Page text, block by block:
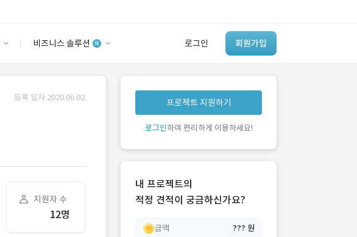
비즈니스 솔루션 로그인 회원가입
안심 코드 케어
유사사례 검색 AI
‘이런 거’ 만들어본
개발 회사 있어?
등록 일자 2020.06.02.
지원자 수
12명
프로젝트 지원하기
로그인하여 편리하게 이용하세요!
내 프로젝트의
적정 견적이 궁금하신가요?
금액 ??? 원